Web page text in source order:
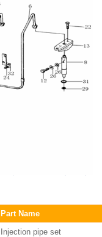
Part Name
Injection pipe set